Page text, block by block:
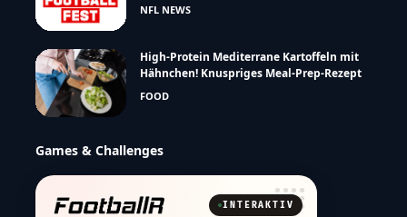
NFL NEWS
High-Protein Mediterrane Kartoffeln mit
Hähnchen! Knuspriges Meal-Prep-Rezept
FOOD
Games & Challenges
INTERAKTIV